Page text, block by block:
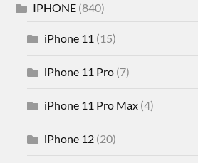
IPHONE (840)
iPhone 11 (15)
iPhone 11 Pro (7)
iPhone 11 Pro Max (4)
iPhone 12 (20)